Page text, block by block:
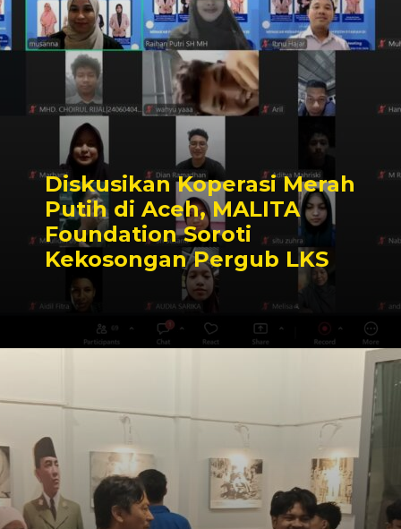
Diskusikan Koperasi Merah
Putih di Aceh, MALITA
Foundation Soroti
Kekosongan Pergub LKS